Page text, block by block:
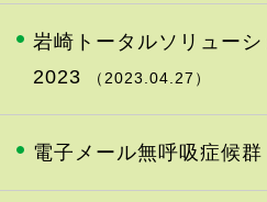
岩崎トータルソリューシ
2023
（2023.04.27）
電子メール無呼吸症候群